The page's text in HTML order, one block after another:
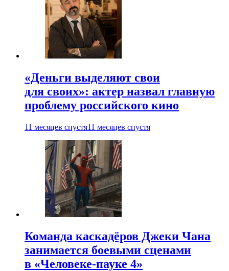
«Деньги выделяют свои
для своих»: актер назвал главную
проблему российского кино
11 месяцев спустя11 месяцев спустя
Команда каскадёров Джеки Чана
занимается боевыми сценами
в «Человеке-пауке 4»